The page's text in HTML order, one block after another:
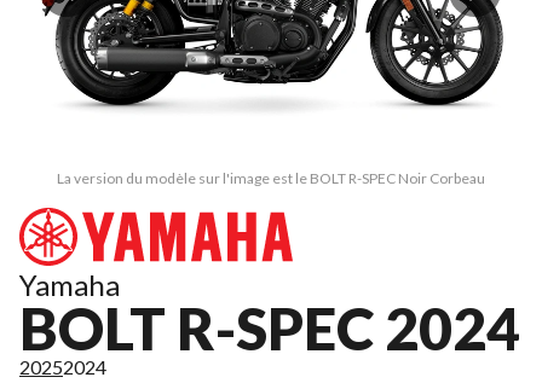
La version du modèle sur l'image est le BOLT R-SPEC Noir Corbeau
Yamaha
BOLT R-SPEC 2024
20252024